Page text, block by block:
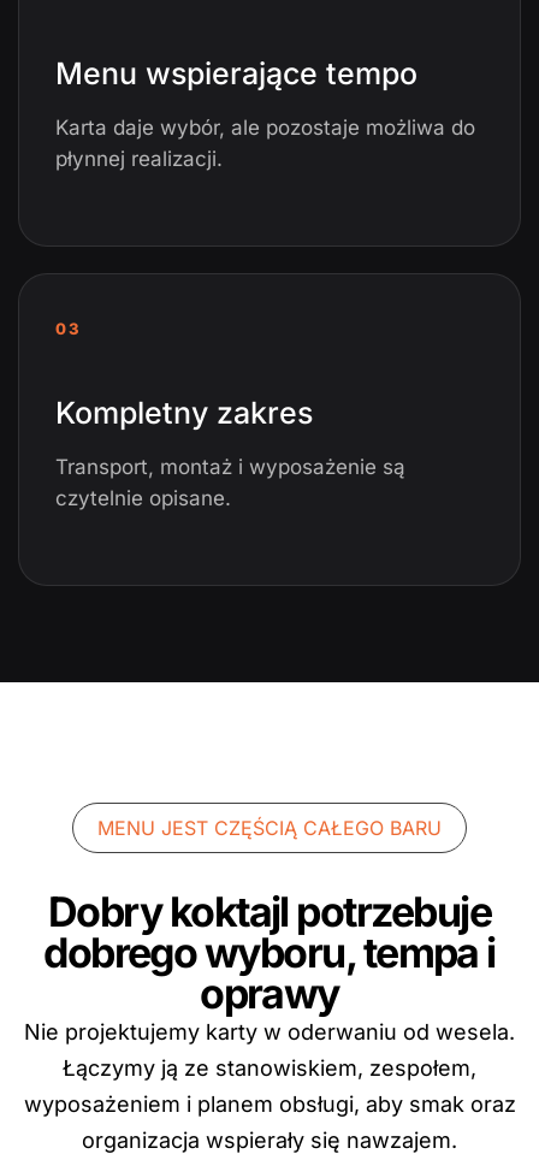
Menu wspierające tempo
Karta daje wybór, ale pozostaje możliwa do
płynnej realizacji.
03
Kompletny zakres
Transport, montaż i wyposażenie są
czytelnie opisane.
MENU JEST CZĘŚCIĄ CAŁEGO BARU
Dobry koktajl potrzebuje
dobrego wyboru, tempa i
oprawy
Nie projektujemy karty w oderwaniu od wesela.
Łączymy ją ze stanowiskiem, zespołem,
wyposażeniem i planem obsługi, aby smak oraz
organizacja wspierały się nawzajem.